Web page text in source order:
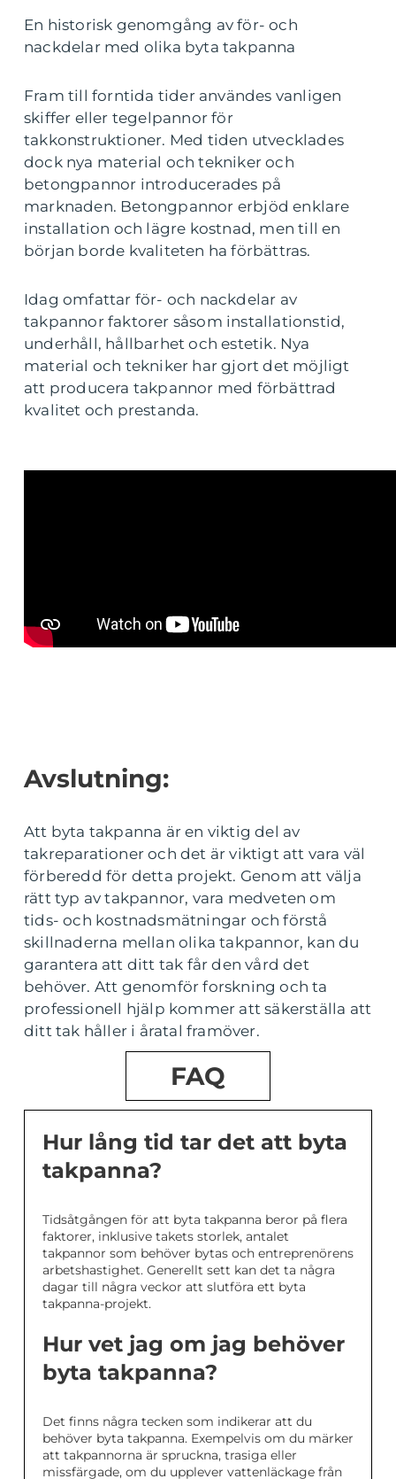
En historisk genomgång av för- och
nackdelar med olika byta takpanna
Fram till forntida tider användes vanligen
skiffer eller tegelpannor för
takkonstruktioner. Med tiden utvecklades
dock nya material och tekniker och
betongpannor introducerades på
marknaden. Betongpannor erbjöd enklare
installation och lägre kostnad, men till en
början borde kvaliteten ha förbättras.
Idag omfattar för- och nackdelar av
takpannor faktorer såsom installationstid,
underhåll, hållbarhet och estetik. Nya
material och tekniker har gjort det möjligt
att producera takpannor med förbättrad
kvalitet och prestanda.
Avslutning:
Att byta takpanna är en viktig del av
takreparationer och det är viktigt att vara väl
förberedd för detta projekt. Genom att välja
rätt typ av takpannor, vara medveten om
tids- och kostnadsmätningar och förstå
skillnaderna mellan olika takpannor, kan du
garantera att ditt tak får den vård det
behöver. Att genomför forskning och ta
professionell hjälp kommer att säkerställa att
ditt tak håller i åratal framöver.
FAQ
Hur lång tid tar det att byta
takpanna?
Tidsåtgången för att byta takpanna beror på flera
faktorer, inklusive takets storlek, antalet
takpannor som behöver bytas och entreprenörens
arbetshastighet. Generellt sett kan det ta några
dagar till några veckor att slutföra ett byta
takpanna-projekt.
Hur vet jag om jag behöver
byta takpanna?
Det finns några tecken som indikerar att du
behöver byta takpanna. Exempelvis om du märker
att takpannorna är spruckna, trasiga eller
missfärgade, om du upplever vattenläckage från